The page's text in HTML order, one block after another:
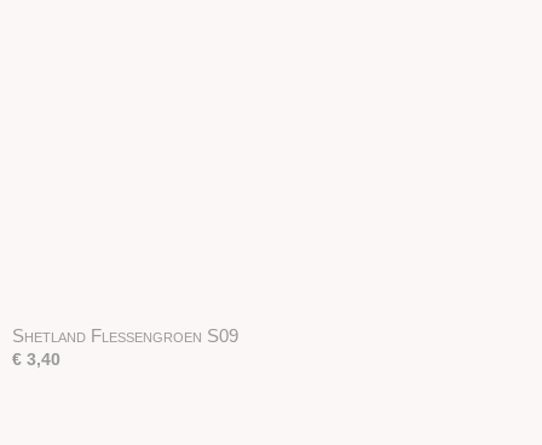
Shetland Flessengroen S09
€ 3,40